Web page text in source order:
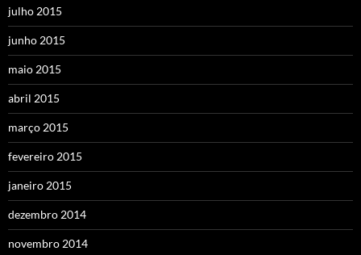
julho 2015
junho 2015
maio 2015
abril 2015
março 2015
fevereiro 2015
janeiro 2015
dezembro 2014
novembro 2014